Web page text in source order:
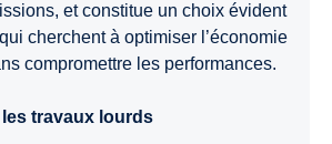
et constitue un choix évident
cherchent à optimiser l’économie
compromettre les performances.
travaux lourds